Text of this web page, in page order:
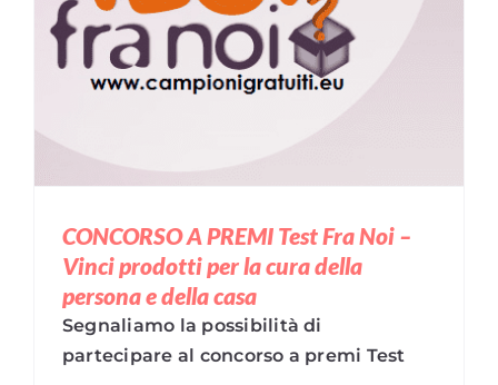
CONCORSO A PREMI Test Fra Noi –
Vinci prodotti per la cura della
persona e della casa
Segnaliamo la possibilità di
partecipare al concorso a premi Test